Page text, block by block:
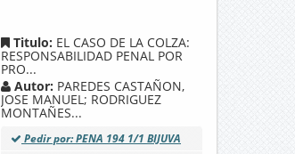
Titulo: EL CASO DE LA COLZA:
RESPONSABILIDAD PENAL POR
PRO...
Autor: PAREDES CASTAÑON,
JOSE MANUEL; RODRIGUEZ
MONTAÑES...
Pedir por: PENA 194 1/1 BIJUVA